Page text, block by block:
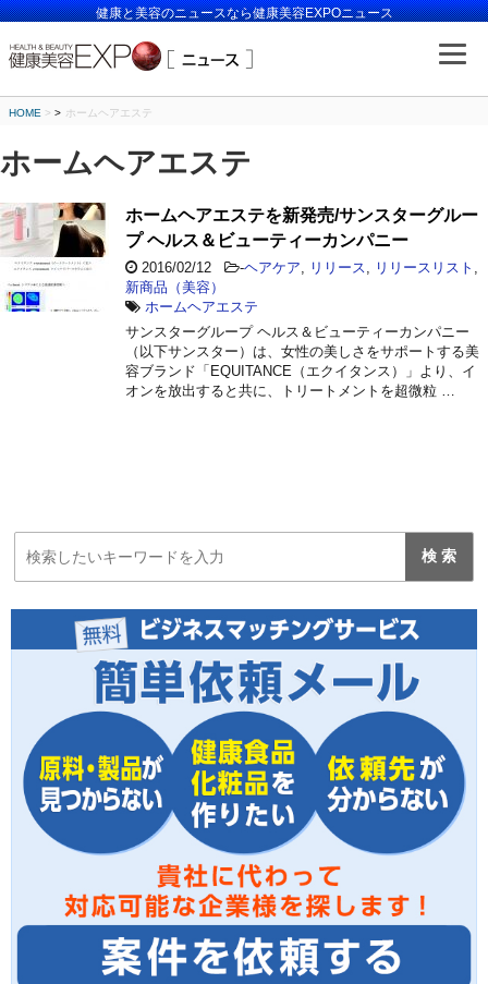
健康と美容のニュースなら健康美容EXPOニュース
HOME > ホームヘアエステ
ホームヘアエステ
ホームヘアエステを新発売/サンスターグルー
プ ヘルス＆ビューティーカンパニー
2016/02/12 -ヘアケア リリース リリースリスト
新商品（美容）
ホームヘアエステ
サンスターグループ ヘルス＆ビューティーカンパニー
（以下サンスター）は、女性の美しさをサポートする美
容ブランド「EQUITANCE（エクイタンス）」より、イ
オンを放出すると共に、トリートメントを超微粒 …